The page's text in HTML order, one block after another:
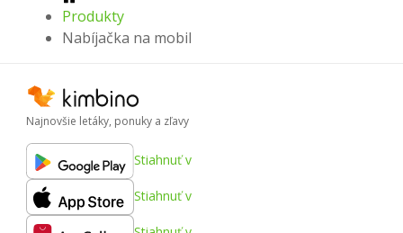
Produkty
Nabíjačka na mobil
Najnovšie letáky, ponuky a zľavy
Stiahnuť v
Stiahnuť v